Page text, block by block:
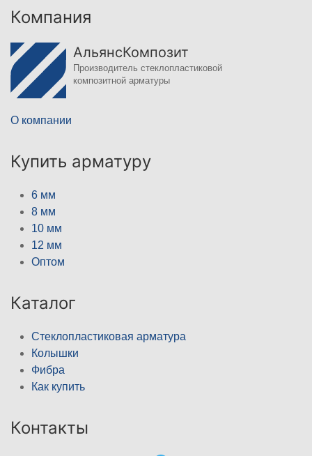
Компания
АльянсКомпозит
Производитель стеклопластиковой
композитной арматуры
О компании
Купить арматуру
6 мм
8 мм
10 мм
12 мм
Оптом
Каталог
Стеклопластиковая арматура
Колышки
Фибра
Как купить
Контакты